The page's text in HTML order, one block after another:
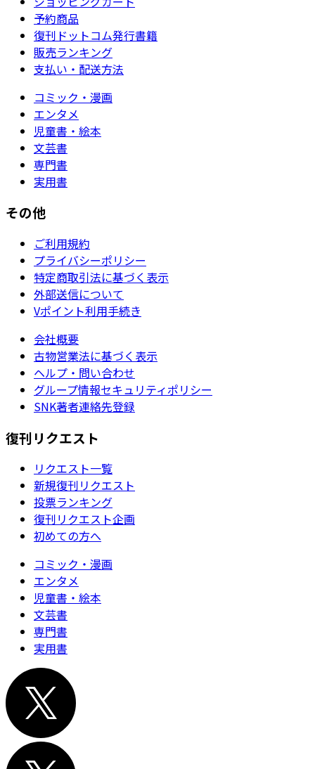
予約商品
復刊ドットコム発行書籍
販売ランキング
支払い・配送方法
コミック・漫画
エンタメ
児童書・絵本
文芸書
専門書
実用書
その他
ご利用規約
プライバシーポリシー
特定商取引法に基づく表示
外部送信について
Vポイント利用手続き
会社概要
古物営業法に基づく表示
ヘルプ・問い合わせ
グループ情報セキュリティポリシー
SNK著者連絡先登録
復刊リクエスト
リクエスト一覧
新規復刊リクエスト
投票ランキング
復刊リクエスト企画
初めての方へ
コミック・漫画
エンタメ
児童書・絵本
文芸書
専門書
実用書